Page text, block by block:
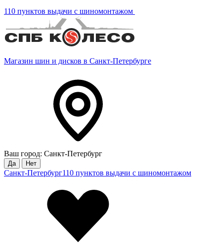
110 пунктов выдачи с шиномонтажом
Магазин шин и дисков в Санкт-Петербурге
Ваш город: Санкт-Петербург
Да Нет
Санкт-Петербург110 пунктов выдачи с шиномонтажом